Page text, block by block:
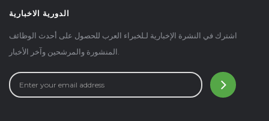
الدورية الاخبارية
اشترك في النشرة الإخبارية لـلخبراء العرب للحصول على أحدث الوظائف